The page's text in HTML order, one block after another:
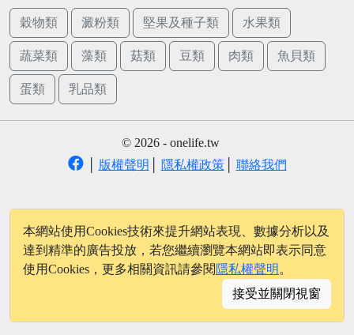
穀物類 澱粉類 堅果及種子類 水果類
蔬菜類 藻類 菇類 豆類 肉類 魚貝類
蛋類 乳品類
© 2026 - onelife.tw
版權聲明 隱私權政策│ 聯絡我們
本網站使用Cookies技術來提升網站表現、數據分析以及
達到精準的廣告投放，若您繼續瀏覽本網站即表示同意
使用Cookies，更多相關資訊請參閱 隱私權聲明 。
接受並關閉視窗